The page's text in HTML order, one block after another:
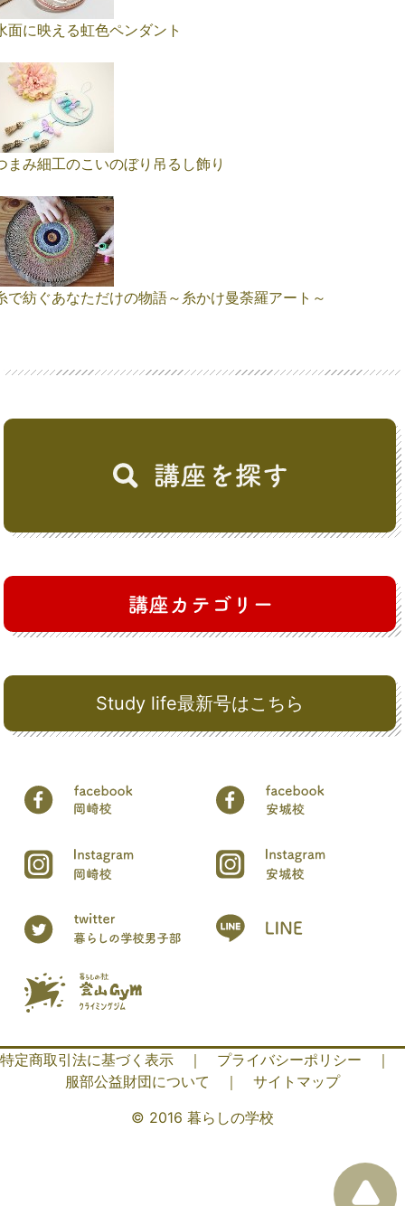
Study life最新号はこちら
面に映える虹色ペンダント
まみ細工のこいのぼり吊るし飾り
で紡ぐあなただけの物語～糸かけ曼荼羅アート～
特定商取引法に基づく表示 ｜ プライバシーポリシー
｜
服部公益財団について
｜
サイトマップ
© 2016 暮らしの学校